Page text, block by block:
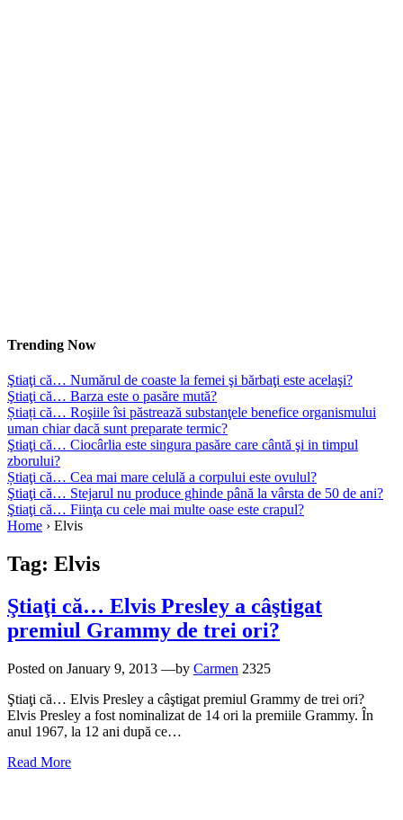
Trending Now
Ştiaţi că… Numărul de coaste la femei şi bărbaţi este acelaşi?
Ştiaţi că… Barza este o pasăre mută?
Știați că… Roşiile îsi păstrează substanţele benefice organismului
uman chiar dacă sunt preparate termic?
Ştiaţi că… Ciocârlia este singura pasăre care cântă şi in timpul
zborului?
Știaţi că… Cea mai mare celulă a corpului este ovulul?
Ştiaţi că… Stejarul nu produce ghinde până la vârsta de 50 de ani?
Ştiaţi că… Fiinţa cu cele mai multe oase este crapul?
Home › Elvis
Tag: Elvis
Ştiaţi că… Elvis Presley a câştigat
premiul Grammy de trei ori?
Posted on January 9, 2013 —by Carmen 2325
Ştiaţi că… Elvis Presley a câştigat premiul Grammy de trei ori?
Elvis Presley a fost nominalizat de 14 ori la premiile Grammy. În
anul 1967, la 12 ani după ce…
Read More